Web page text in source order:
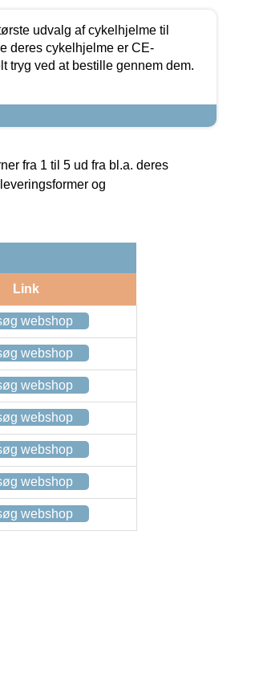
udvalg af cykelhjelme til
deres cykelhjelme er CE-
tryg ved at bestille gennem dem.
fra 1 til 5 ud fra bl.a. deres
og
Link
webshop
webshop
webshop
webshop
webshop
webshop
webshop